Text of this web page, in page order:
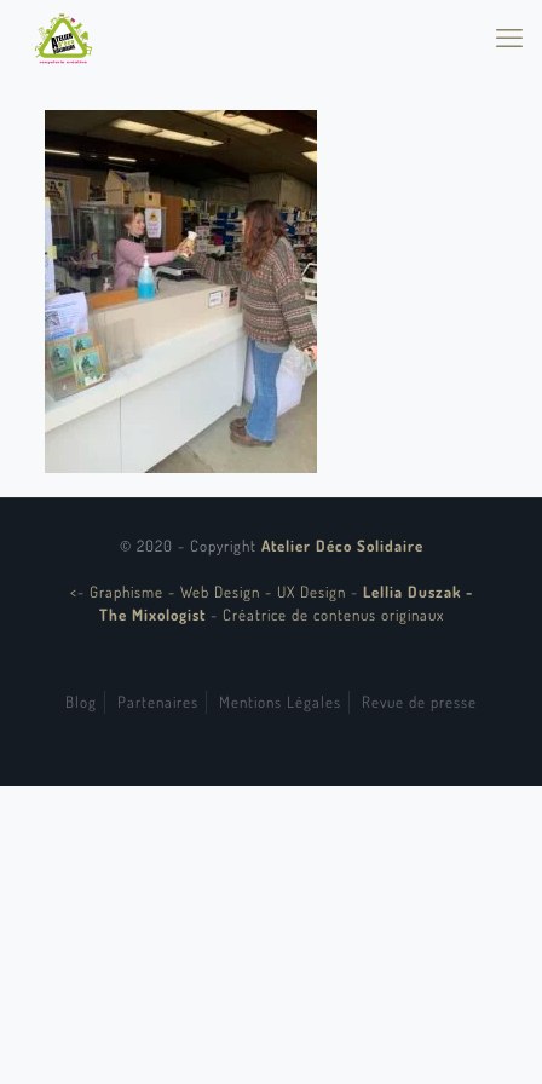
© 2020 - Copyright Atelier Déco Solidaire
<- Graphisme - Web Design - UX Design - Lellia Duszak -
The Mixologist - Créatrice de contenus originaux
Blog Partenaires Mentions Légales Revue de presse